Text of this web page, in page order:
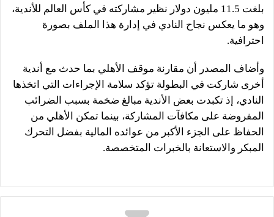
بلغت 11.5 مليون دولار نظير مشاركته في كأس العالم للأندية،
وهو ما يعكس نجاح النادي في إدارة هذا الملف بصورة
احترافية.
وأضاف المصدر أن مقارنة موقف الأهلي بما حدث مع أندية
أخرى شاركت في البطولة تؤكد سلامة الإجراءات التي اتخذها
النادي، إذ تكبدت بعض الأندية مبالغ ضخمة بسبب الضرائب
المفروضة على مكافآت المشاركة، بينما تمكن الأهلي من
الحفاظ على الجزء الأكبر من عوائده المالية بفضل التحرك
المبكر والاستعانة بالخبرات المتخصصة.